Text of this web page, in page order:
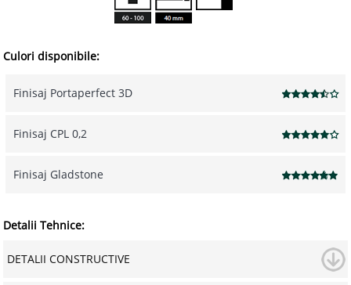
Culori disponibile:
Finisaj Portaperfect 3D
Finisaj CPL 0,2
Finisaj Gladstone
Detalii Tehnice:
DETALII CONSTRUCTIVE